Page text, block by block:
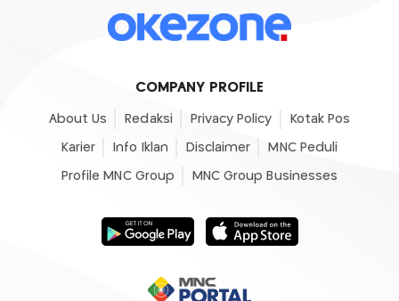
COMPANY PROFILE
About Us Redaksi Privacy Policy Kotak Pos
Karier Info Iklan Disclaimer MNC Peduli
Profile MNC Group MNC Group Businesses